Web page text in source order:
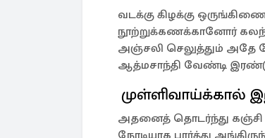
வடக்கு கிழக்கு
நூற்றுக்கணக்கானோர்
அஞ்சலி செலுத்தும் அதே
ஆத்மசாந்தி வேண்டி
முள்ளிவாய்க்கால்
அதனைத் தொடர்ந்து கஞ்சி
நேரடியாக பார்த்து